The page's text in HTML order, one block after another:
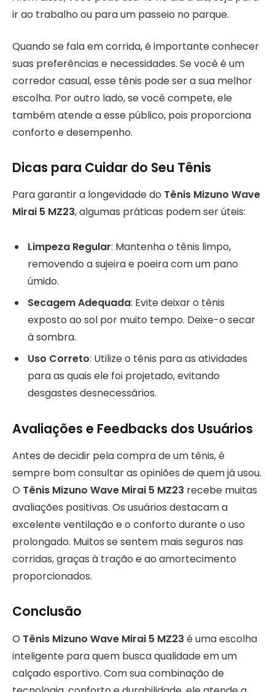
ir ao trabalho ou para um passeio no parque.
Quando se fala em corrida, é importante conhecer
suas preferências e necessidades. Se você é um
corredor casual, esse tênis pode ser a sua melhor
escolha. Por outro lado, se você compete, ele
também atende a esse público, pois proporciona
conforto e desempenho.
Dicas para Cuidar do Seu Tênis
Para garantir a longevidade do Tênis Mizuno Wave
Mirai 5 MZ23, algumas práticas podem ser úteis:
Limpeza Regular: Mantenha o tênis limpo,
removendo a sujeira e poeira com um pano
úmido.
Secagem Adequada: Evite deixar o tênis
exposto ao sol por muito tempo. Deixe-o secar
à sombra.
Uso Correto: Utilize o tênis para as atividades
para as quais ele foi projetado, evitando
desgastes desnecessários.
Avaliações e Feedbacks dos Usuários
Antes de decidir pela compra de um tênis, é
sempre bom consultar as opiniões de quem já usou.
O Tênis Mizuno Wave Mirai 5 MZ23 recebe muitas
avaliações positivas. Os usuários destacam a
excelente ventilação e o conforto durante o uso
prolongado. Muitos se sentem mais seguros nas
corridas, graças à tração e ao amortecimento
proporcionados.
Conclusão
O Tênis Mizuno Wave Mirai 5 MZ23 é uma escolha
inteligente para quem busca qualidade em um
calçado esportivo. Com sua combinação de